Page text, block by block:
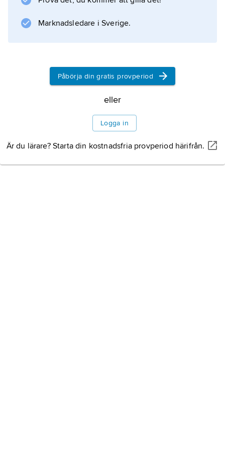
000
Information om artikeln
Marknadsledare i Sverige.
Påbörja din gratis provperiod
eller
Logga in
Är du lärare? Starta din kostnadsfria provperiod härifrån.